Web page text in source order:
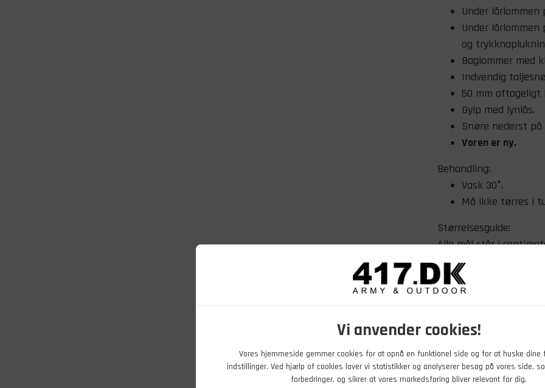
Vi anvender cookies!
Vores hjemmeside gemmer cookies for at opnå en funktionel side og for at huske dine
indstillinger. Ved hjælp af cookies laver vi statistikker og analyserer besøg på vores side,
forbedringer, og sikrer at vores markedsføring bliver relevant for dig.
Under
Under
og
Baglommer med
Indvendig
50 mm
Gylp med lynlås.
Snøre nederst
Varen er ny.
Behandling:
Vask 30°.
Må ikke tørres i
Størrelsesguide:
Alle mål står i
Størrelse
S
L
2XL
100
62
3XL
106
63